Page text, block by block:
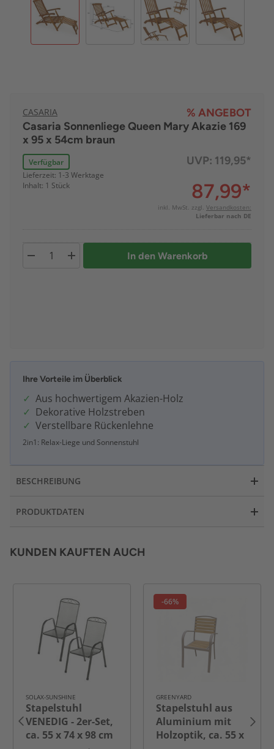
CASARIA
% ANGEBOT
Casaria Sonnenliege Queen Mary Akazie 169
x 95 x 54cm braun
Verfügbar
Lieferzeit: 1-3 Werktage
Inhalt: 1 Stück
UVP: 119,95*
87,99*
inkl. MwSt. zzgl. Versandkosten:
Lieferbar nach DE
In den Warenkorb
Ihre Vorteile im Überblick
Aus hochwertigem Akazien-Holz
Dekorative Holzstreben
Verstellbare Rückenlehne
2in1: Relax-Liege und Sonnenstuhl
BESCHREIBUNG
PRODUKTDATEN
KUNDEN KAUFTEN AUCH
SOLAX-SUNSHINE
Stapelstuhl
VENEDIG - 2er-Set,
ca. 55 x 74 x 98 cm
-66%
GREENYARD
Stapelstuhl aus
Aluminium mit
Holzoptik, ca. 55 x